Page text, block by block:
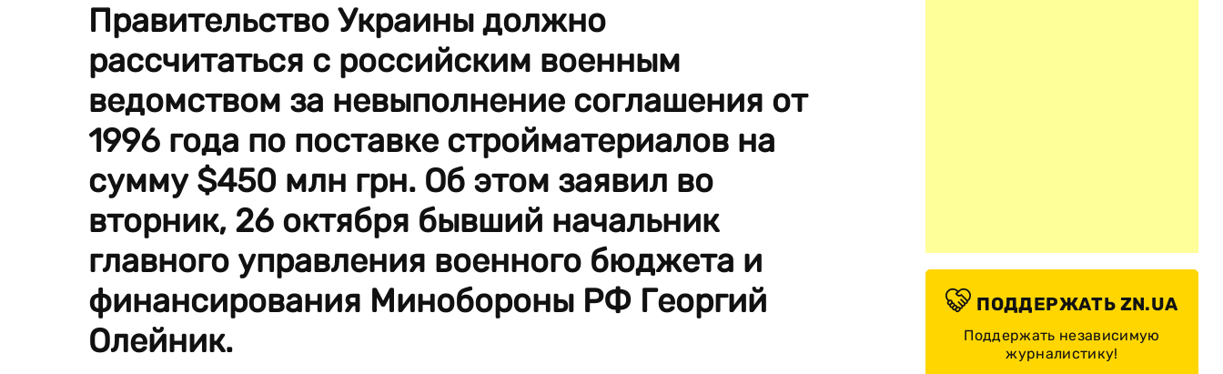
Правительство Украины должно
рассчитаться с российским военным
ведомством за невыполнение соглашения от
1996 года по поставке стройматериалов на
сумму $450 млн грн. Об этом заявил во
вторник, 26 октября бывший начальник
главного управления военного бюджета и
финансирования Минобороны РФ Георгий
Олейник.
ПОДДЕРЖАТЬ ZN.UA
Поддержать независимую
журналистику!